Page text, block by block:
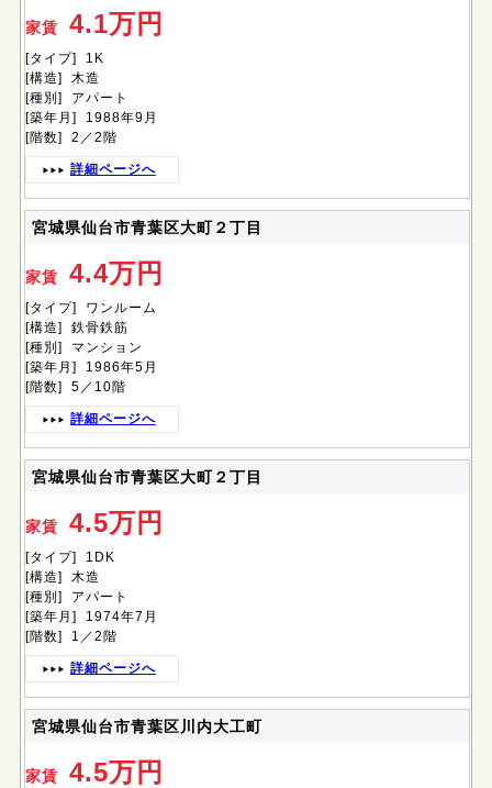
家賃 4.1万円
[タイプ] 1K
[構造] 木造
[種別] アパート
[築年月] 1988年9月
[階数] 2／2階
詳細ページへ
宮城県仙台市青葉区大町２丁目
家賃 4.4万円
[タイプ] ワンルーム
[構造] 鉄骨鉄筋
[種別] マンション
[築年月] 1986年5月
[階数] 5／10階
詳細ページへ
宮城県仙台市青葉区大町２丁目
家賃 4.5万円
[タイプ] 1DK
[構造] 木造
[種別] アパート
[築年月] 1974年7月
[階数] 1／2階
詳細ページへ
宮城県仙台市青葉区川内大工町
家賃 4.5万円